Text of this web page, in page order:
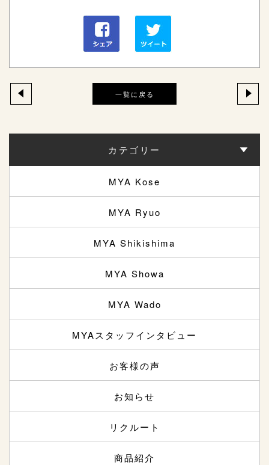
一覧に戻る
カテゴリー
MYA Kose
MYA Ryuo
MYA Shikishima
MYA Showa
MYA Wado
MYAスタッフインタビュー
お客様の声
お知らせ
リクルート
商品紹介